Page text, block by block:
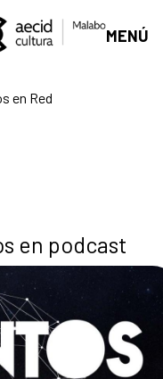
MENÚ
en Red
en podcast